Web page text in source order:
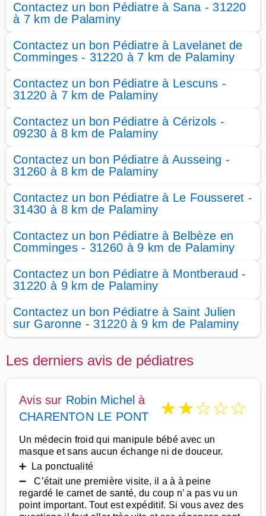
Contactez un bon Pédiatre à Sana - 31220
à 7 km de Palaminy
Contactez un bon Pédiatre à Lavelanet de
Comminges - 31220 à 7 km de Palaminy
Contactez un bon Pédiatre à Lescuns -
31220 à 7 km de Palaminy
Contactez un bon Pédiatre à Cérizols -
09230 à 8 km de Palaminy
Contactez un bon Pédiatre à Ausseing -
31260 à 8 km de Palaminy
Contactez un bon Pédiatre à Le Fousseret -
31430 à 8 km de Palaminy
Contactez un bon Pédiatre à Belbèze en
Comminges - 31260 à 9 km de Palaminy
Contactez un bon Pédiatre à Montberaud -
31220 à 9 km de Palaminy
Contactez un bon Pédiatre à Saint Julien
sur Garonne - 31220 à 9 km de Palaminy
Les derniers avis de pédiatres
Avis sur Robin Michel à
CHARENTON LE PONT
★★☆☆☆
Un médecin froid qui manipule bébé avec un
masque et sans aucun échange ni de douceur.
➕ La ponctualité
➖ C’était une première visite, il a à à peine
regardé le carnet de santé, du coup n’ a pas vu un
point important. Tout est expéditif. Si vous avez des